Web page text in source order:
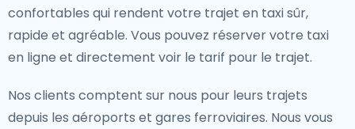
confortables qui rendent votre trajet en taxi sûr,
rapide et agréable. Vous pouvez réserver votre taxi
en ligne et directement voir le tarif pour le trajet.
Nos clients comptent sur nous pour leurs trajets
depuis les aéroports et gares ferroviaires. Nous vous